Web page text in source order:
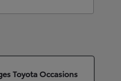
Toyota Occasions